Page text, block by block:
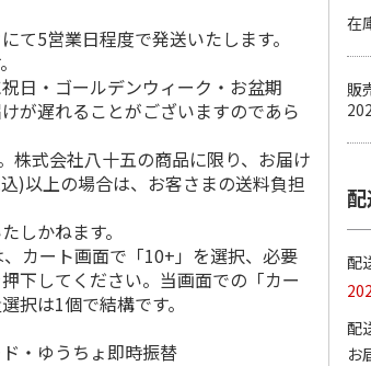
北海道ミ
クーヘン
フル…
≪手土産≫巨泉 宇
治抹茶・ほうじ茶蕎
麦「6人前」セット
4,104円
≪手土産≫ジュース
5営業日程度で発送いたします。
日・ゴールデンウィーク・お盆期
が遅れることがございますのであら
式会社八十五の商品に限り、お届け
)以上の場合は、お客さまの送料負担
しかねます。
カート画面で「10+」を選択、必要
下してください。当画面での「カー
択は1個で結構です。
・ゆうちょ即時振替
在
販
配
配
お